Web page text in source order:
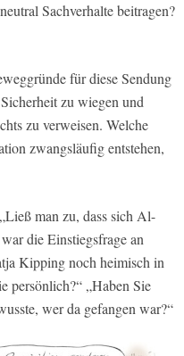
Sachverhalte beitragen?
für diese Sendung
zu wiegen und
zu verweisen. Welche
zwangsläufig entstehen,
man zu, dass sich Al-
die Einstiegsfrage an
Kipping noch heimisch in
persönlich?“ „Haben Sie
wer da gefangen war?“